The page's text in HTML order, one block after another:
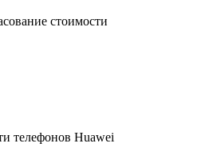
стоимости
телефонов Huawei